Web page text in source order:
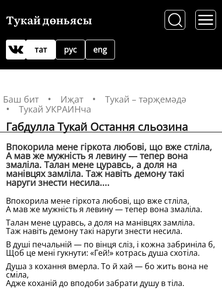
Тукай дөньясы
рус
тат eng
Баш бит Иҗат
Тукай – тәрҗемәдә
Тукай УКРАИНча
Габдулла Тукай Остання сльозина
Впокорила мене гiркота любовi, що вже стлiла,
А мав же мужнiсть я левину — тепер вона
змалiла. Талан мене цуравсь, а доля на
манiвцях замлiла. Таж навiть демону такi
наруги знести несила....
Впокорила мене гiркота любовi, що вже стлiла,
А мав же мужнiсть я левину — тепер вона змалiла.
Талан мене цуравсь, а доля на манiвцях замлiла.
Таж навiть демону такi наруги знести несила.
В душi печальнiй — по вiнця слiз, i кожна забринiла б,
Щоб це менi гукнути: «Гей!» котрась душа схотiла.
Душа з кохання вмерла. То й хай — бо жить вона не
смiла,
Адже коханiй до вподоби забрати душу в тiла.